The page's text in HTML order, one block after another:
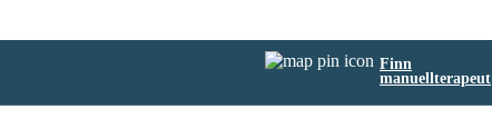
Finn
manuellterapeut